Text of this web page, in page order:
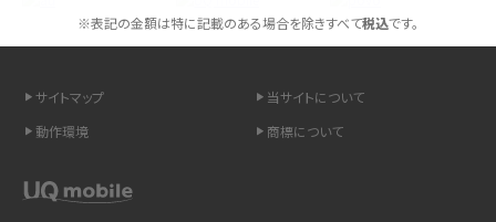
LINEの引き継ぎ方法は？対象データや事前準備・条件・注意点などを解説
LINEの通知がこない時の原因と対処法9選！設定の確認手順も解説
※表記の金額は特に記載のある場合を除きすべて税込です。
サイトマップ
当サイトについて
動作環境
商標について